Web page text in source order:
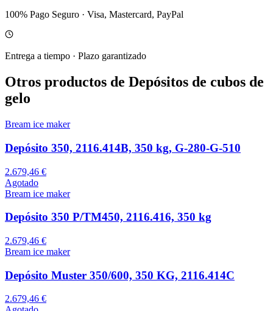
100% Pago Seguro · Visa, Mastercard, PayPal
Entrega a tiempo · Plazo garantizado
Otros productos de Depósitos de cubos de
gelo
Bream ice maker
Depósito 350, 2116.414B, 350 kg, G-280-G-510
2.679,46 €
Agotado
Bream ice maker
Depósito 350 P/TM450, 2116.416, 350 kg
2.679,46 €
Bream ice maker
Depósito Muster 350/600, 350 KG, 2116.414C
2.679,46 €